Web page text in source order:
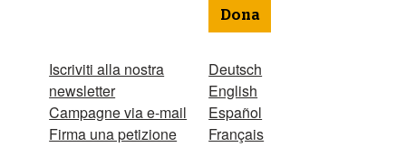
Iscriviti alla nostra
newsletter
Campagne via e-mail
Firma una petizione
Dona
Deutsch
English
Español
Français